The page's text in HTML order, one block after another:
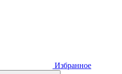
Избранное